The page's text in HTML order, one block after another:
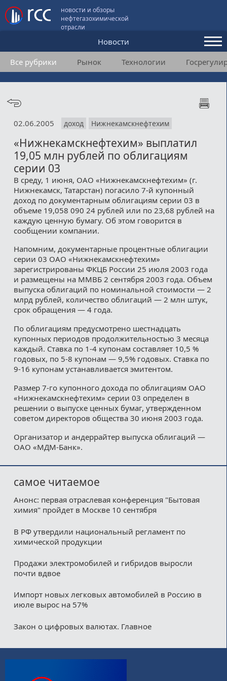
новости и обзоры
нефтегазохимической
отрасли
Новости
Аналитика и мнения
Конференции
Подписка
Пользовательское соглашение
Медиакит
Контакты
Все рубрики Рынок Технологии
02.06.2005 доход Нижнекамскнефтехим
«Нижнекамскнефтехим» выплатил
19,05 млн рублей по облигациям
серии 03
В среду, 1 июня, ОАО «Нижнекамскнефтехим» (г.
Нижнекамск, Татарстан) погасило 7-й купонный
доход по документарным облигациям серии 03 в
объеме 19,058 090 24 рублей или по 23,68 рублей на
каждую ценную бумагу. Об этом говорится в
сообщении компании.
Напомним, документарные процентные облигации
серии 03 ОАО «Нижнекамскнефтехим»
зарегистрированы ФКЦБ России 25 июля 2003 года
и размещены на ММВБ 2 сентября 2003 года. Объем
выпуска облигаций по номинальной стоимости — 2
млрд рублей, количество облигаций — 2 млн штук,
срок обращения — 4 года.
По облигациям предусмотрено шестнадцать
купонных периодов продолжительностью 3 месяца
каждый. Ставка по 1-4 купонам составляет 10,5 %
годовых, по 5-8 купонам — 9,5% годовых. Ставка по
9-16 купонам устанавливается эмитентом.
Размер 7-го купонного дохода по облигациям ОАО
«Нижнекамскнефтехим» серии 03 определен в
решении о выпуске ценных бумаг, утвержденном
советом директоров общества 30 июня 2003 года.
Организатор и андеррайтер выпуска облигаций —
ОАО «МДМ-Банк».
самое читаемое
Анонс: первая отраслевая конференция "Бытовая
химия" пройдет в Москве 10 сентября
В РФ утвердили национальный регламент по
химической продукции
Продажи электромобилей и гибридов выросли
почти вдвое
Импорт новых легковых автомобилей в Россию в
июле вырос на 57%
Закон о цифровых валютах. Главное